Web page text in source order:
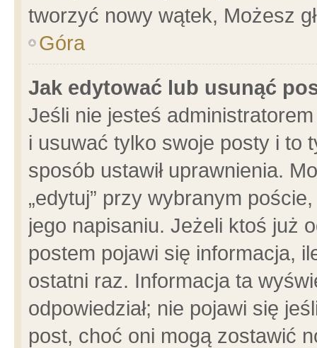
tworzyć nowy wątek, Możesz
Góra
Jak edytować lub usunąć
Jeśli nie jesteś
i usuwać tylko swoje posty i to
sposób ustawił uprawnienia.
„edytuj” przy wybranym
jego napisaniu. Jeżeli ktoś już
postem pojawi się informacja,
ostatni raz. Informacja ta
odpowiedział; nie pojawi się
post, choć oni mogą zostawić